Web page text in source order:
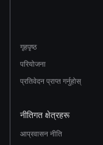
गृहपृष्ठ
परियोजना
प्रतिवेदन प्राप्त गर्नुहोस्
नीतिगत क्षेत्रहरू
आप्रवासन नीति